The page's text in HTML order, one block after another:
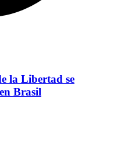
la Libertad se
Brasil